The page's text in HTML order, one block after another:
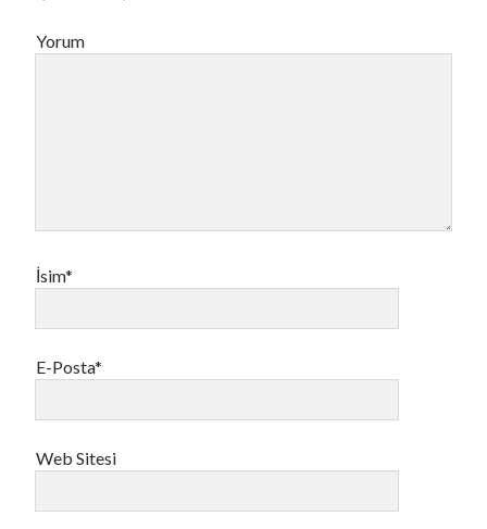
Yorum
İsim*
E-Posta*
Web Sitesi